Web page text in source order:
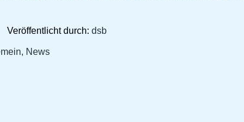
Veröffentlicht durch: dsb
News